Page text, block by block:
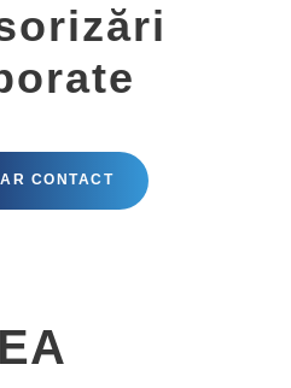
CONTACT